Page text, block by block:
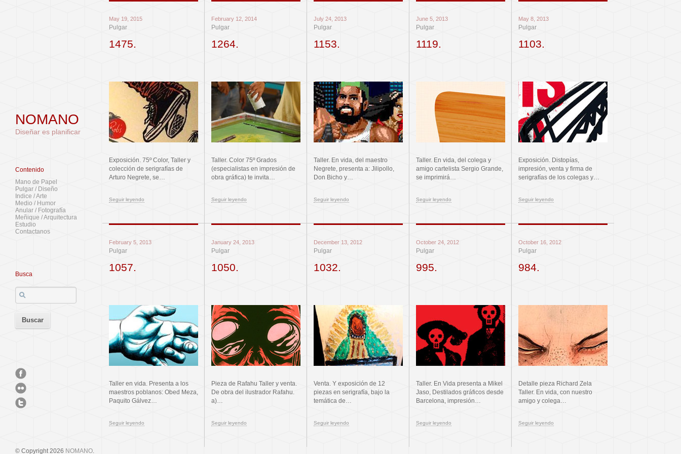
NOMANO
Diseñar es planificar
Contenido
Mano de Papel
Pulgar / Diseño
Indice / Arte
Medio / Humor
Anular / Fotografía
Meñique / Arquitectura
Estudio
Contactanos
Busca
© Copyright 2026 NOMANO.
May 19, 2015
Pulgar
1475.
Exposición. 75º Color, Taller y
colección de serigrafías de
Arturo Negrete, se…
Seguir leyendo
February 12, 2014
Pulgar
1264.
Taller. Color 75º Grados
(especialistas en impresión de
obra gráfica) te invita…
Seguir leyendo
July 24, 2013
Pulgar
1153.
Taller. En vida, del maestro
Negrete, presenta a: Jilipollo,
Don Bicho y…
Seguir leyendo
June 5, 2013
Pulgar
1119.
Taller. En vida, del colega y
amigo cartelista Sergio Grande,
se imprimirá…
Seguir leyendo
May 8, 2013
Pulgar
1103.
Exposición. Distopías,
impresión, venta y firma de
serigrafías de los colegas y…
Seguir leyendo
February 5, 2013
Pulgar
1057.
Taller en vida. Presenta a los
maestros poblanos: Obed Meza,
Paquito Gálvez…
Seguir leyendo
January 24, 2013
Pulgar
1050.
Pieza de Rafahu Taller y venta.
De obra del ilustrador Rafahu.
a)…
Seguir leyendo
December 13, 2012
Pulgar
1032.
Venta. Y exposición de 12
piezas en serigrafía, bajo la
temática de…
Seguir leyendo
October 24, 2012
Pulgar
995.
Taller. En Vida presenta a Mikel
Jaso, Destilados gráficos desde
Barcelona, impresión…
Seguir leyendo
October 16, 2012
Pulgar
984.
Detalle pieza Richard Zela
Taller. En vida, con nuestro
amigo y colega…
Seguir leyendo